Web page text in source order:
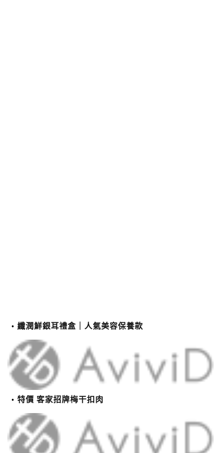
纖潤鮮銀耳禮盒｜人氣美容保養款
特價 客家招牌梅干扣肉